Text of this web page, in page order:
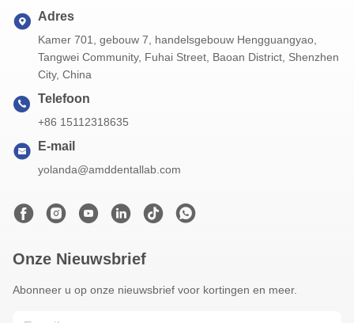
Adres
Kamer 701, gebouw 7, handelsgebouw Hengguangyao,
Tangwei Community, Fuhai Street, Baoan District, Shenzhen
City, China
Telefoon
+86 15112318635
E-mail
yolanda@amddentallab.com
Onze Nieuwsbrief
Abonneer u op onze nieuwsbrief voor kortingen en meer.